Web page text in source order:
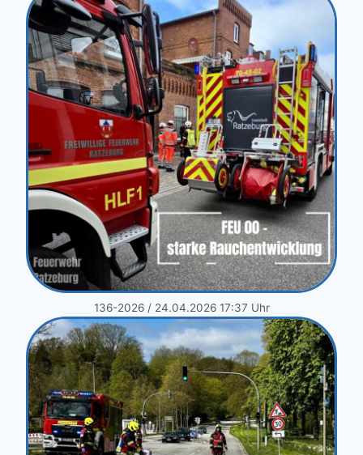
136-2026 / 24.04.2026 17:37 Uhr